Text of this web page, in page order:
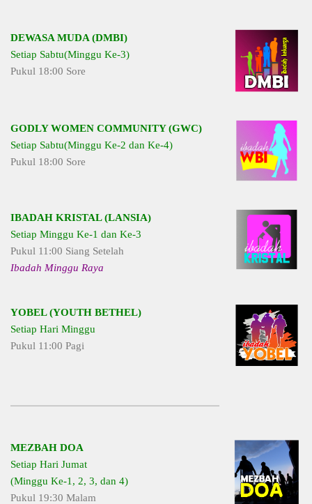
DEWASA MUDA (DMBI)
Setiap Sabtu(Minggu Ke-3)
Pukul 18:00 Sore
GODLY WOMEN COMMUNITY (GWC)
Setiap Sabtu(Minggu Ke-2 dan Ke-4)
Pukul 18:00 Sore
IBADAH KRISTAL (LANSIA)
Setiap Minggu Ke-1 dan Ke-3
Pukul 11:00 Siang Setelah
Ibadah Minggu Raya
YOBEL (YOUTH BETHEL)
Setiap Hari Minggu
Pukul 11:00 Pagi
MEZBAH DOA
Setiap Hari Jumat
(Minggu Ke-1, 2, 3, dan 4)
Pukul 19:30 Malam